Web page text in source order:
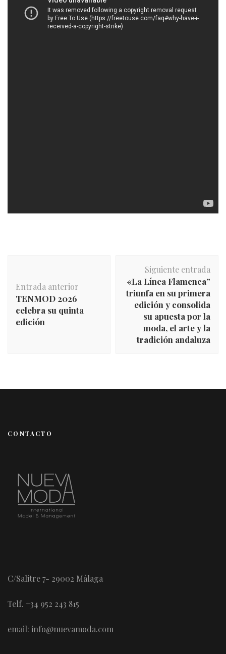
entradas
Entrada anterior
TENMOD 2026
celebra su quinta
edición
Siguiente entrada
«La Línea Flamenca”
triunfa en su primera
edición y consolida
su apuesta por la
moda, el arte y la
tradición andaluza
CONTACTO
C/Salitre 7- 29002 Málaga
Telf. +34 952 243 815
email: info@nuevamoda.com